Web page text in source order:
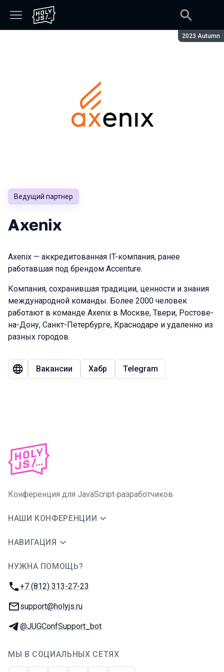
Сезон:
2023 Autumn
Ведущий партнер
Axenix
Axenix — аккредитованная IT-компания, ранее
работавшая под брендом Accenture.
Компания, сохранившая традиции, ценности и знания
международной команды. Более 2000 человек
работают в команде Axenix в Москве, Твери, Ростове-
на-Дону, Санкт-Петербурге, Краснодаре и удаленно из
разных городов.
Вакансии Хабр Telegram
Конференция для JavaScript‑разработчиков
НАШИ КОНФЕРЕНЦИИ
НАВИГАЦИЯ
НУЖНА ПОМОЩЬ?
Телефон:
+7 (812) 313-27-23
E-mail:
support@holyjs.ru
Телеграм:
@JUGConfSupport_bot
МЫ В СОЦИАЛЬНЫХ СЕТЯХ